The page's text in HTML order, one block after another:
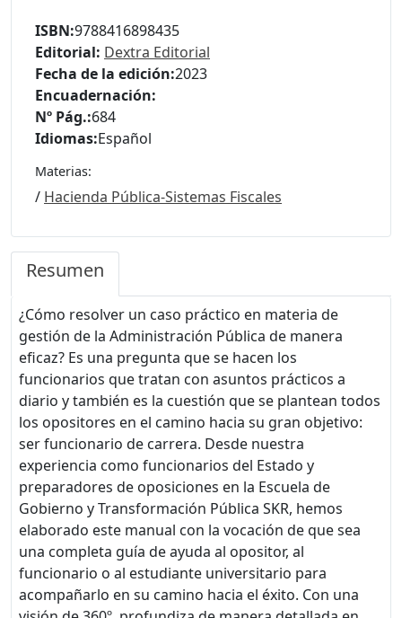
ISBN:9788416898435
Editorial: Dextra Editorial
Fecha de la edición:2023
Encuadernación:
Nº Pág.:684
Idiomas:Español
Materias:
/ Hacienda Pública-Sistemas Fiscales
Resumen
¿Cómo resolver un caso práctico en materia de
gestión de la Administración Pública de manera
eficaz? Es una pregunta que se hacen los
funcionarios que tratan con asuntos prácticos a
diario y también es la cuestión que se plantean todos
los opositores en el camino hacia su gran objetivo:
ser funcionario de carrera. Desde nuestra
experiencia como funcionarios del Estado y
preparadores de oposiciones en la Escuela de
Gobierno y Transformación Pública SKR, hemos
elaborado este manual con la vocación de que sea
una completa guía de ayuda al opositor, al
funcionario o al estudiante universitario para
acompañarlo en su camino hacia el éxito. Con una